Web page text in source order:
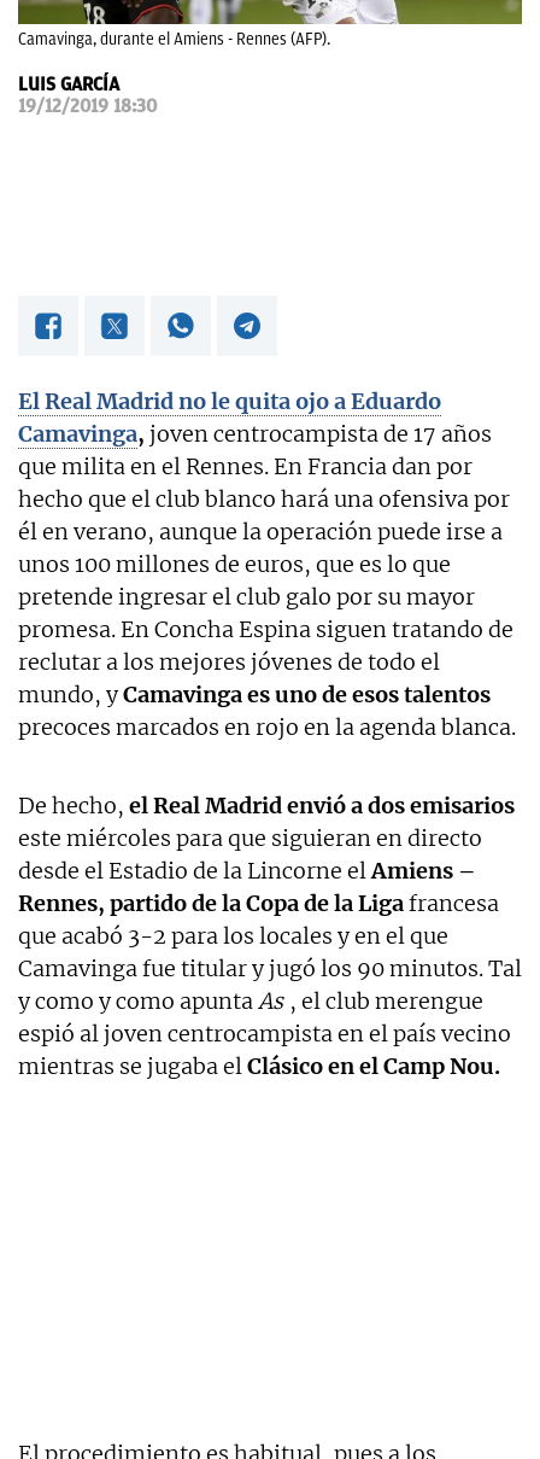
Camavinga, durante el Amiens - Rennes (AFP).
LUIS GARCÍA
19/12/2019 18:30
El Real Madrid no le quita ojo a Eduardo
Camavinga, joven centrocampista de 17 años
que milita en el Rennes. En Francia dan por
hecho que el club blanco hará una ofensiva por
él en verano, aunque la operación puede irse a
unos 100 millones de euros, que es lo que
pretende ingresar el club galo por su mayor
promesa. En Concha Espina siguen tratando de
reclutar a los mejores jóvenes de todo el
mundo, yCamavinga es uno de esos talentos
precoces marcados en rojo en la agenda blanca.
De hecho, el Real Madrid envió a dos emisarios
este miércoles para que siguieran en directo
desde el Estadio de la Lincorne elAmiens –
Rennes, partido de la Copa de la Ligafrancesa
que acabó 3-2 para los locales y en el que
Camavinga fue titular y jugó los 90 minutos. Tal
y como y como apuntaAs , el club merengue
espió al joven centrocampista en el país vecino
mientras se jugaba elClásico en el Camp Nou.
El procedimiento es habitual, pues a los